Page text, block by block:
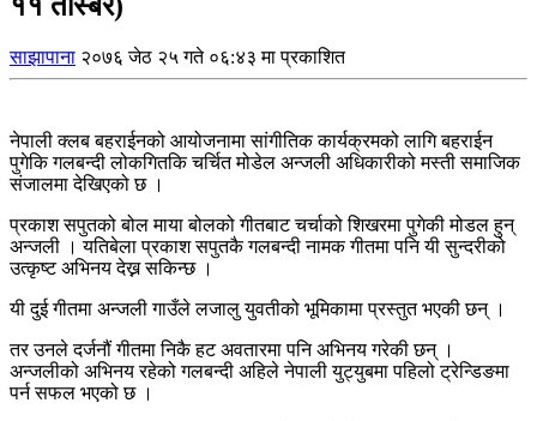
साझापाना २०७६ जेठ २५ गते ०६:४३ मा प्रकाशित
नेपाली क्लब बहराईनको आयोजनामा सांगीतिक कार्यक्रमको लागि बहराईन
पुगेकि गलबन्दी लोकगितकि चर्चित मोडेल अन्जली अधिकारीको मस्ती समाजिक
संजालमा देखिएको छ ।
प्रकाश सपुतको बोल माया बोलको गीतबाट चर्चाको शिखरमा पुगेकी मोडल हुन्
अन्जली । यतिबेला प्रकाश सपुतकै गलबन्दी नामक गीतमा पनि यी सुन्दरीको
उत्कृष्ट अभिनय देख्न सकिन्छ ।
यी दुई गीतमा अन्जली गाउँले लजालु युवतीको भूमिकामा प्रस्तुत भएकी छन् ।
तर उनले दर्जनौं गीतमा निकै हट अवतारमा पनि अभिनय गरेकी छन् ।
अन्जलीको अभिनय रहेको गलबन्दी अहिले नेपाली युट्युबमा पहिलो ट्रेन्डिङमा
पर्न सफल भएको छ ।